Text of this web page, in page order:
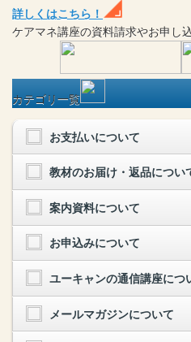
詳しくはこちら！
ケアマネ講座の資料請求やお申し
カテゴリ一覧
お支払いについて
教材のお届け・返品につい
案内資料について
お申込みについて
ユーキャンの通信講座につ
メールマガジンについて